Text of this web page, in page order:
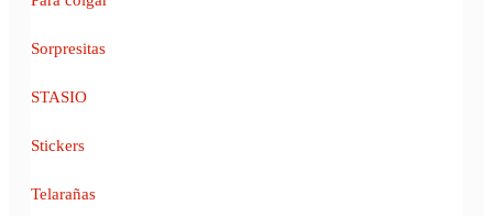
Sorpresitas
STASIO
Stickers
Telarañas